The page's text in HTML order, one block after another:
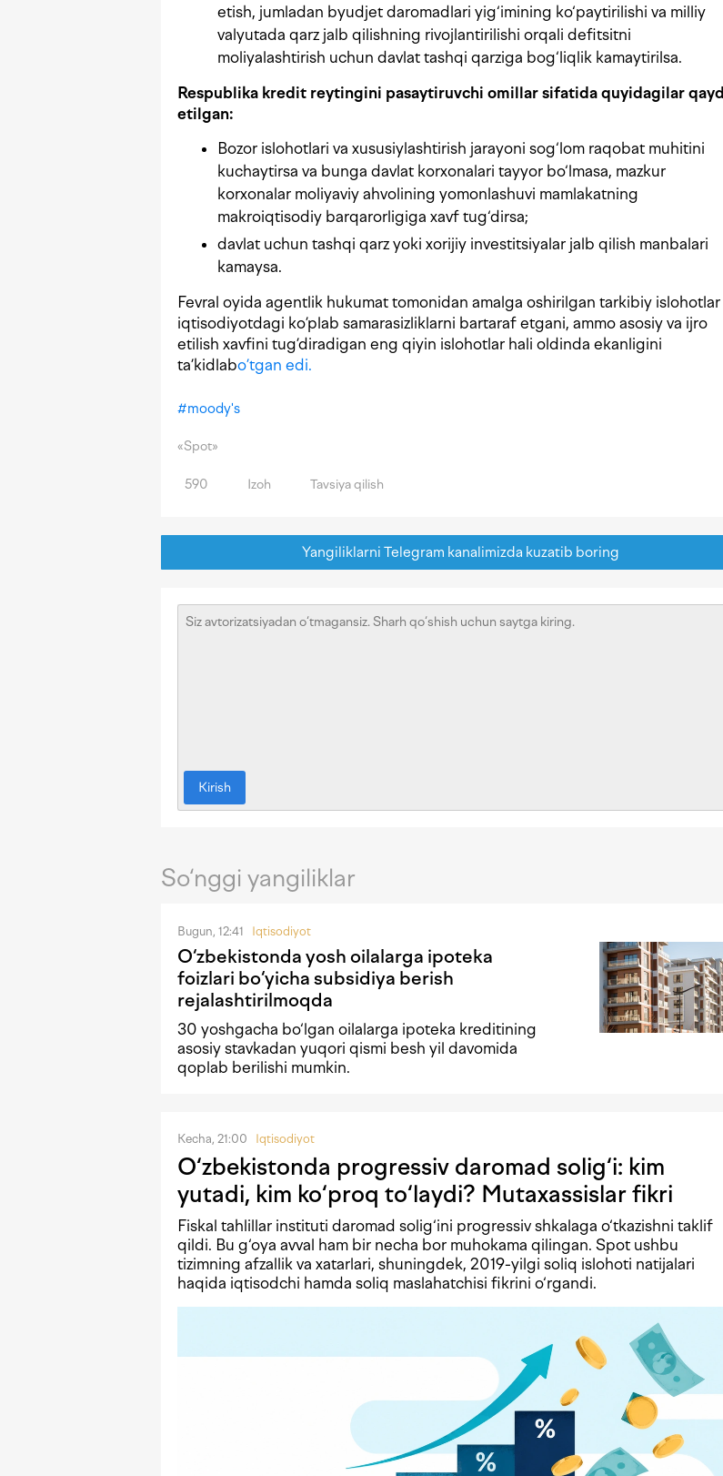
etish, jumladan byudjet daromadlari yig‘imining ko‘paytirilishi va milliy
valyutada qarz jalb qilishning rivojlantirilishi orqali defitsitni
moliyalashtirish uchun davlat tashqi qarziga bog‘liqlik kamaytirilsa.
Respublika kredit reytingini pasaytiruvchi omillar sifatida quyidagilar qayd
etilgan:
Bozor islohotlari va xususiylashtirish jarayoni sog‘lom raqobat muhitini
kuchaytirsa va bunga davlat korxonalari tayyor bo‘lmasa, mazkur
korxonalar moliyaviy ahvolining yomonlashuvi mamlakatning
makroiqtisodiy barqarorligiga xavf tug‘dirsa;
davlat uchun tashqi qarz yoki xorijiy investitsiyalar jalb qilish manbalari
kamaysa.
Fevral oyida agentlik hukumat tomonidan amalga oshirilgan tarkibiy islohotlar
iqtisodiyotdagi ko’plab samarasizliklarni bartaraf etgani, ammo asosiy va ijro
etilish xavfini tug’diradigan eng qiyin islohotlar hali oldinda ekanligini
ta’kidlabo’tgan edi.
#moody's
«Spot»
590 Izoh Tavsiya qilish
Yangiliklarni Telegram kanalimizda kuzatib boring
Kirish
So‘nggi yangiliklar
Bugun, 12:41 Iqtisodiyot
O‘zbekistonda yosh oilalarga ipoteka
foizlari bo‘yicha subsidiya berish
rejalashtirilmoqda
30 yoshgacha bo‘lgan oilalarga ipoteka kreditining
asosiy stavkadan yuqori qismi besh yil davomida
qoplab berilishi mumkin.
Kecha, 21:00 Iqtisodiyot
O‘zbekistonda progressiv daromad solig‘i: kim
yutadi, kim ko‘proq to‘laydi? Mutaxassislar fikri
Fiskal tahlillar instituti daromad solig‘ini progressiv shkalaga o‘tkazishni taklif
qildi. Bu g‘oya avval ham bir necha bor muhokama qilingan. Spot ushbu
tizimning afzallik va xatarlari, shuningdek, 2019-yilgi soliq islohoti natijalari
haqida iqtisodchi hamda soliq maslahatchisi fikrini o‘rgandi.